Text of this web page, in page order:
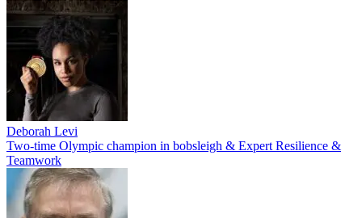
Deborah Levi
Two-time Olympic champion in bobsleigh & Expert Resilience &
Teamwork